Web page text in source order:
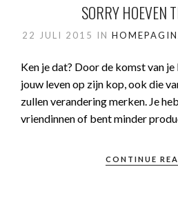
SORRY HOEVEN
22 JULI 2015 IN
Ken je dat? Door de komst van
jouw leven op zijn kop, ook die
zullen verandering merken. Je
vriendinnen of bent minder
CONTINUE